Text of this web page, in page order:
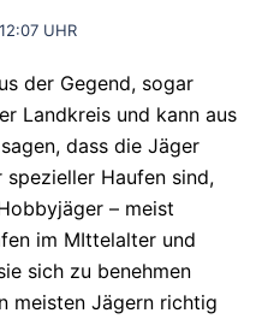
UHR
der Gegend, sogar
Landkreis und kann aus
dass die Jäger
spezieller Haufen sind,
– meist
im MIttelalter und
sich zu benehmen
meisten Jägern richtig